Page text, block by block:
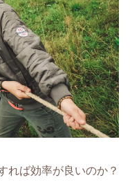
れば効率が良いのか？